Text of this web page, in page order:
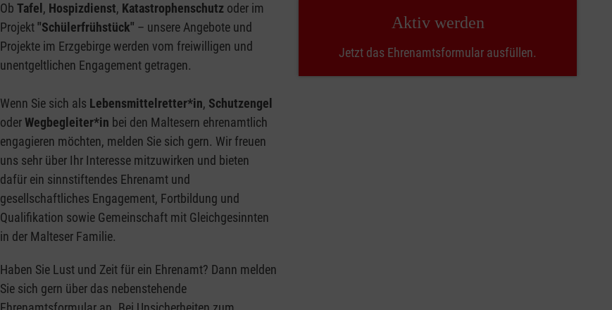
Ob Tafel , Hospizdienst, Katastrophenschutz oder im
Projekt"Schülerfrühstück" – unsere Angebote und
Projekte im Erzgebirge werden vom freiwilligen und
unentgeltlichen Engagement getragen.
Wenn Sie sich als Lebensmittelretter*in, Schutzengel
oderWegbegleiter*in bei den Maltesern ehrenamtlich
engagieren möchten, melden Sie sich gern. Wir freuen
uns sehr über Ihr Interesse mitzuwirken und bieten
dafür ein sinnstiftendes Ehrenamt und
gesellschaftliches Engagement, Fortbildung und
Qualifikation sowie Gemeinschaft mit Gleichgesinnten
in der Malteser Familie.
Haben Sie Lust und Zeit für ein Ehrenamt? Dann melden
Sie sich gern über das nebenstehende
Aktiv werden
Jetzt das Ehrenamtsformular ausfüllen.